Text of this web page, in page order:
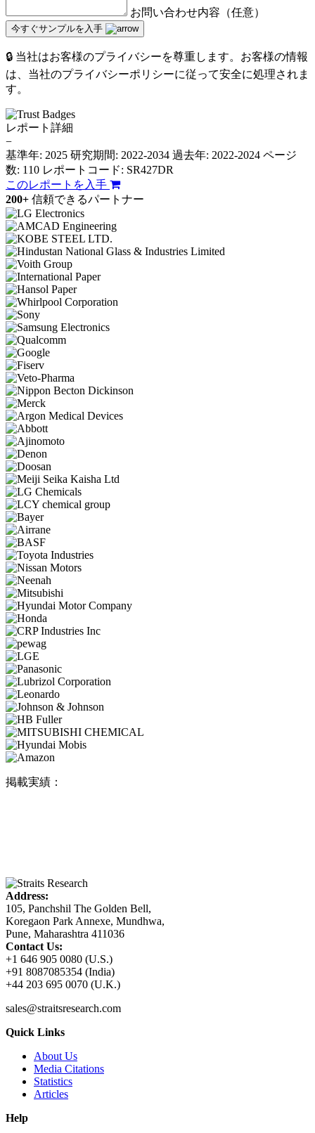
お問い合わせ内容（任意）
今すぐサンプルを入手
🔒 当社はお客様のプライバシーを尊重します。お客様の情報
は、当社のプライバシーポリシーに従って安全に処理されま
す。
レポート詳細
−
基準年: 2025 研究期間: 2022-2034 過去年: 2022-2024 ページ
数: 110 レポートコード: SR427DR
このレポートを入手
200+ 信頼できるパートナー
掲載実績：
Address:
105, Panchshil The Golden Bell,
Koregaon Park Annexe, Mundhwa,
Pune, Maharashtra 411036
Contact Us:
+1 646 905 0080 (U.S.)
+91 8087085354 (India)
+44 203 695 0070 (U.K.)
sales@straitsresearch.com
Quick Links
About Us
Media Citations
Statistics
Articles
Help